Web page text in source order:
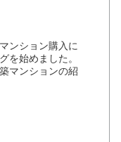
ンション購入に
を始めました。
マンションの紹